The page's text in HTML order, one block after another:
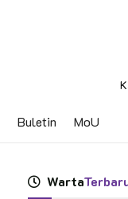
Buletin MoU
Warta